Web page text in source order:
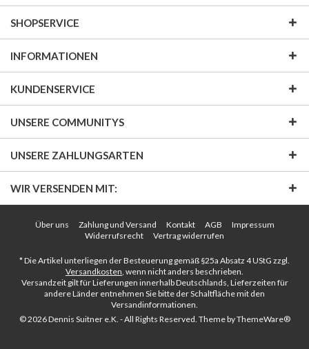
SHOPSERVICE
INFORMATIONEN
KUNDENSERVICE
UNSERE COMMUNITYS
UNSERE ZAHLUNGSARTEN
WIR VERSENDEN MIT:
Über uns Zahlung und Versand Kontakt AGB
Impressum
Widerrufsrecht
Vertrag widerrufen
* Die Artikel unterliegen der Besteuerung gemäß §25a Absatz 4 UStG zzgl.
Versandkosten, wenn nicht anders beschrieben.
Versandzeit gilt für Lieferungen innerhalb Deutschlands, Lieferzeiten für
andere Länder entnehmen Sie bitte der Schaltfläche mit den
Versandinformationen.
© 2026 Dennis Suitner e.K. - All Rights Reserved. Theme byThemeWare®